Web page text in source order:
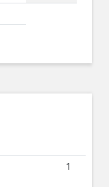
1